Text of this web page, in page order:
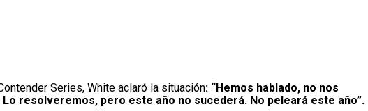
Series, White aclaró la situación: “Hemos hablado, no nos
resolveremos, pero este año no sucederá. No peleará este año”.